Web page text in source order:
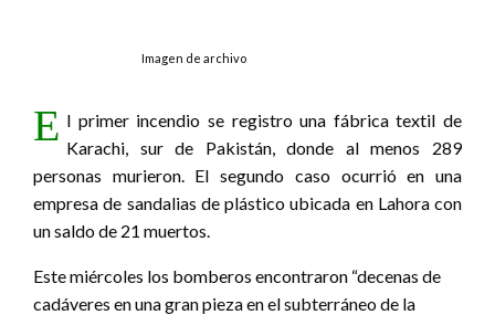
Imagen de archivo
E l primer incendio se registro una fábrica textil de
Karachi, sur de Pakistán, donde al menos 289
personas murieron. El segundo caso ocurrió en una
empresa de sandalias de plástico ubicada en Lahora con
un saldo de 21 muertos.
Este miércoles los bomberos encontraron “decenas de
cadáveres en una gran pieza en el subterráneo de la